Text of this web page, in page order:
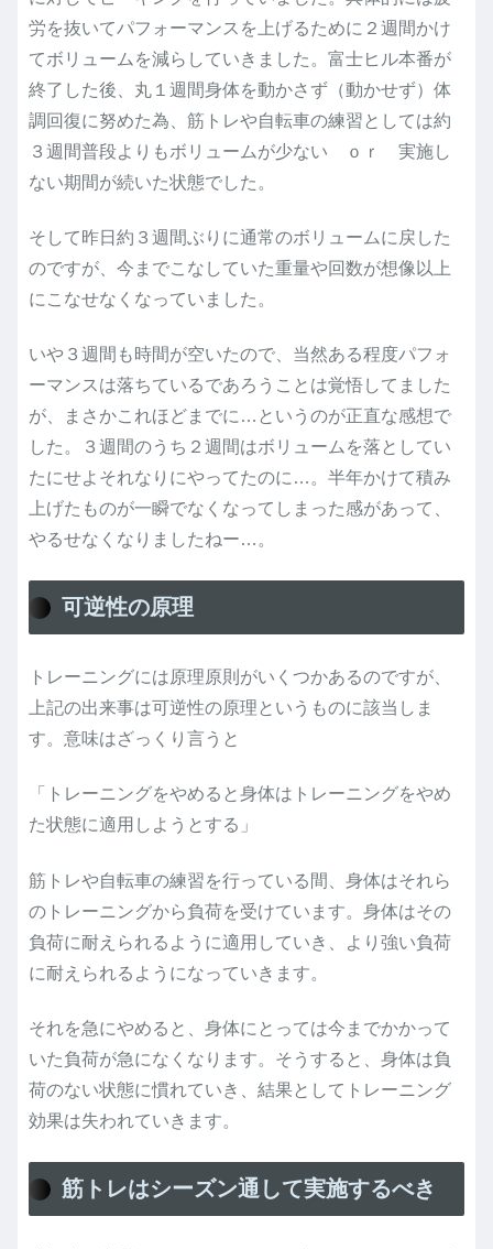
労を抜いてパフォーマンスを上げるために２週間かけ
てボリュームを減らしていきました。富士ヒル本番が
終了した後、丸１週間身体を動かさず（動かせず）体
調回復に努めた為、筋トレや自転車の練習としては約
３週間普段よりもボリュームが少ない ｏｒ 実施し
ない期間が続いた状態でした。
そして昨日約３週間ぶりに通常のボリュームに戻した
のですが、今までこなしていた重量や回数が想像以上
にこなせなくなっていました。
いや３週間も時間が空いたので、当然ある程度パフォ
ーマンスは落ちているであろうことは覚悟してました
が、まさかこれほどまでに…というのが正直な感想で
した。３週間のうち２週間はボリュームを落としてい
たにせよそれなりにやってたのに…。半年かけて積み
上げたものが一瞬でなくなってしまった感があって、
やるせなくなりましたねー…。
可逆性の原理
トレーニングには原理原則がいくつかあるのですが、
上記の出来事は可逆性の原理というものに該当しま
す。意味はざっくり言うと
「トレーニングをやめると身体はトレーニングをやめ
た状態に適用しようとする」
筋トレや自転車の練習を行っている間、身体はそれら
のトレーニングから負荷を受けています。身体はその
負荷に耐えられるように適用していき、より強い負荷
に耐えられるようになっていきます。
それを急にやめると、身体にとっては今までかかって
いた負荷が急になくなります。そうすると、身体は負
荷のない状態に慣れていき、結果としてトレーニング
効果は失われていきます。
筋トレはシーズン通して実施するべき